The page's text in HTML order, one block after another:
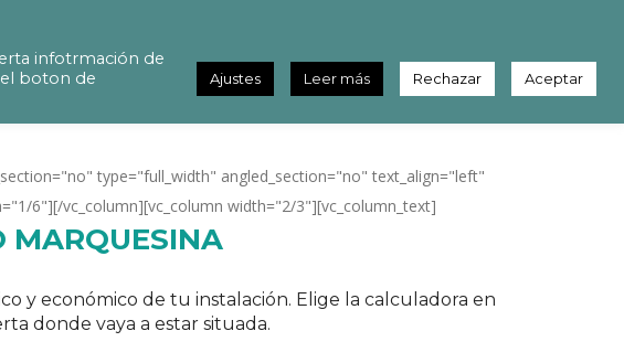
type="full_width" angled_section="no" text_align="left"
6"][/vc_column][vc_column width="2/3"][vc_column_text]
MARQUESINA
y económico de tu instalación. Elige la calculadora en
donde vaya a estar situada.
infotrmación de
boton de
Ajustes Leer más Rechazar Aceptar